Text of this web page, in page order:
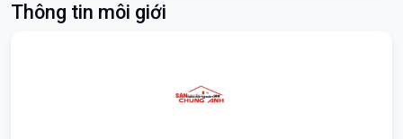
Thông tin môi giới